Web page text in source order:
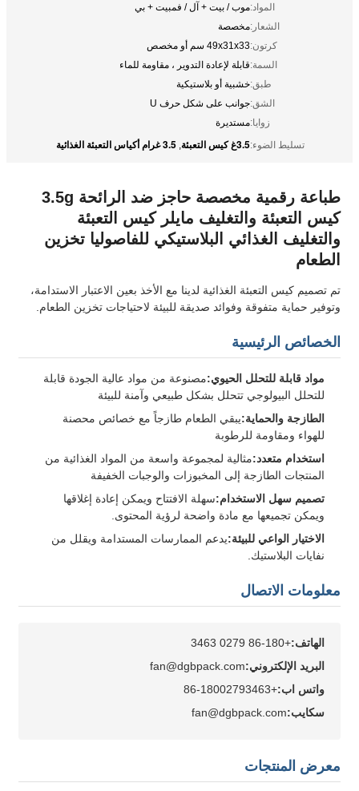
المواد:موب / بيت + آل / فمبيت + بي
الشعار:مخصصة
كرتون:49x31x33 سم أو مخصص
السمة:قابلة لإعادة التدوير ، مقاومة للماء
طبق:خشبية أو بلاستيكية
الشق:جوانب على شكل حرف U
زوايا:مستديرة
تسليط الضوء:3.5غ كيس التعبئة , 3.5 غرام أكياس التعبئة الغذائية
طباعة رقمية مخصصة حاجز ضد الرائحة 3.5g
كيس التعبئة والتغليف مايلر كيس التعبئة
والتغليف الغذائي البلاستيكي للفاصوليا تخزين
الطعام
تم تصميم كيس التعبئة الغذائية لدينا مع الأخذ بعين الاعتبار الاستدامة،
وتوفير حماية متفوقة وفوائد صديقة للبيئة لاحتياجات تخزين الطعام.
الخصائص الرئيسية
مواد قابلة للتحلل الحيوي:مصنوعة من مواد عالية الجودة قابلة
للتحلل البيولوجي تتحلل بشكل طبيعي وآمنة للبيئة
الطازجة والحماية:يبقي الطعام طازجاً مع خصائص محصنة
للهواء ومقاومة للرطوبة
استخدام متعدد:مثالية لمجموعة واسعة من المواد الغذائية من
المنتجات الطازجة إلى المخبوزات والوجبات الخفيفة
تصميم سهل الاستخدام:سهلة الافتتاح ويمكن إعادة إغلاقها
ويمكن تجميعها مع مادة واضحة لرؤية المحتوى.
الاختيار الواعي للبيئة:يدعم الممارسات المستدامة ويقلل من
نفايات البلاستيك.
معلومات الاتصال
الهاتف:+86-180 0279 3463
البريد الإلكتروني:fan@dgbpack.com
واتس اب:+86-18002793463
سكايب:fan@dgbpack.com
معرض المنتجات